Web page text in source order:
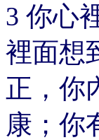
3 你心
裡面想
正，你
康；你